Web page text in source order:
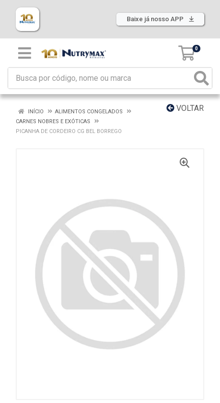
Baixe já nosso APP
0
VOLTAR
INÍCIO
ALIMENTOS CONGELADOS
CARNES NOBRES E EXÓTICAS
PICANHA DE CORDEIRO CG BEL BORREGO